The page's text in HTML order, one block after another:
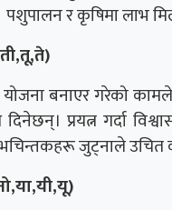
पशुपालन र कृषिमा लाभ
बनाएर गरेको
प्रयत्न गर्दा
जुट्नाले उचित